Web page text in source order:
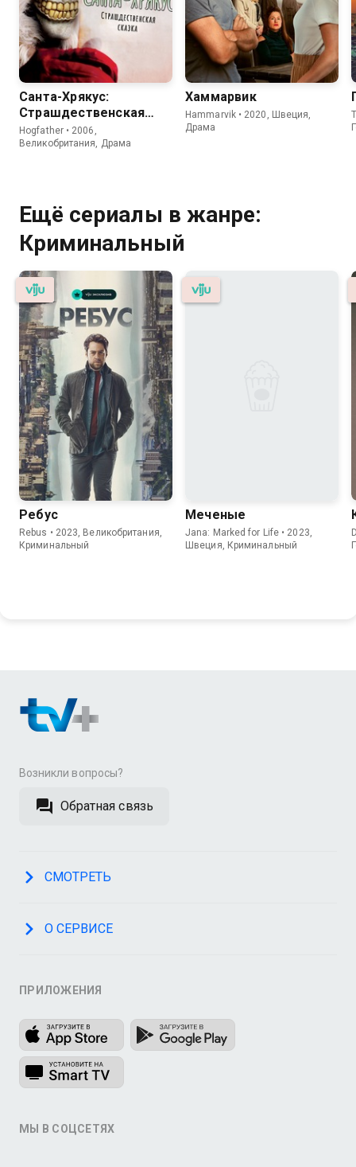
Санта-Хрякус:
Страшдественская
сказка
Hogfather • 2006,
Великобритания, Драма
Хаммарвик
Hammarvik • 2020, Швеция,
Драма
Ещё сериалы в жанре:
Криминальный
Ребус
Rebus • 2023, Великобритания,
Криминальный
Меченые
Jana: Marked for Life • 2023,
Швеция, Криминальный
Возникли вопросы?
Обратная связь
СМОТРЕТЬ
О СЕРВИСЕ
ПРИЛОЖЕНИЯ
МЫ В СОЦСЕТЯХ